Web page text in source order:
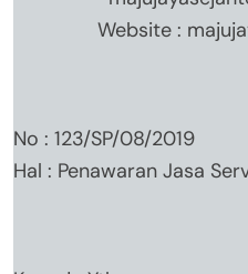
Website :
No : 123/SP/08/2019
Hal : Penawaran Jasa